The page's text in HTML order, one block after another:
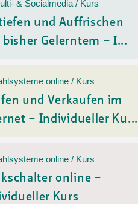
Weitere Angebote
AGB
& Socialmedia / Kurs
und Auffrischen
bisher Gelerntem – I...
online / Kurs
und Verkaufen im
– Individueller Ku...
online / Kurs
online –
Kurs